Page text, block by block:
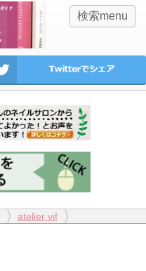
検索menu
atelier vif